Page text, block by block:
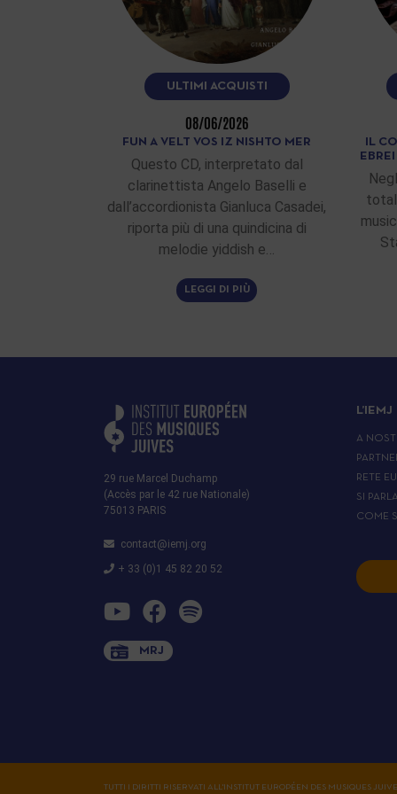
ULTIMI ACQUISTI
08/06/2026
FUN A VELT VOS IZ NISHTO MER
Questo CD, interpretato dal
clarinettista Angelo Baselli e
dall’accordionista Gianluca Casadei,
riporta più di una quindicina di
melodie yiddish e…
LEGGI DI PIÙ
IL
29 rue Marcel Duchamp
(Accès par le 42 rue Nationale)
75013 PARIS
contact@iemj.org
+ 33 (0)1 45 82 20 52
MRJ
L’IEMJ
A
RETE
SI
COME
TUTTI I DIRITTI RISERVATI ALL'INSTITUT EUROPÉEN DES MUSIQUES